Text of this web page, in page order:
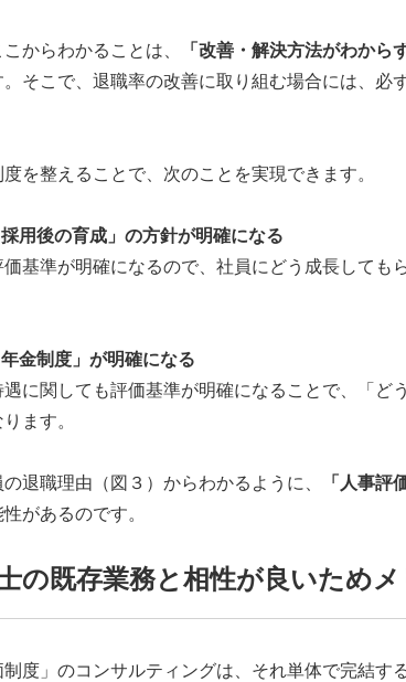
からわかることは、 「改善・解決方法がわから
。そこで、退職率の改善に取り組む場合には、
度を整えることで、次のことを実現できます。
用後の育成」の方針が明確になる
基準が明確になるので、社員にどう成長しても
金制度」が明確になる
に関しても評価基準が明確になることで、「ど
ます。
の退職理由（図３）からわかるように、
「人事評
があるのです。
の既存業務と相性が良いため
制度」のコンサルティングは、それ単体で完結